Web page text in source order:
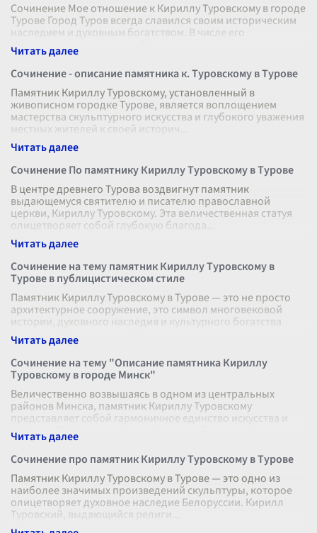
Сочинение Мое отношение к Кириллу Туровскому в городе
Турове Город Туров всегда славился своим историческим
наследием и духовным богатством. В числе его
выдающихся граждан особое
Сочинение - описание памятника к. Туровскому в Турове
Памятник Кириллу Туровскому, установленный в
живописном городке Турове, является воплощением
мастерства скульптурного искусства и глубокого уважения
местных жителей к своей историч
Сочинение По памятнику Кириллу Туровскому в Турове
В центре древнего Турова воздвигнут памятник
выдающемуся святителю и писателю православной
церкви, Кириллу Туровскому. Эта величественная статуя
олицетворяет собой глубокую благода
Сочинение на тему памятник Кириллу Туровскому в
Турове в публицистическом стиле
Памятник Кириллу Туровскому в Турове — это не просто
архитектурное сооружение, это символ многовековой
истории, духовного наследия и культурного богатства
Беларуси. Установленный в
Сочинение на тему "Описание памятника Кириллу
Туровскому в городе Минск"
Величественно возвышаясь в одном из центральных
районов Минска, памятник Кириллу Туровскому
представляет собой гармоничное единство искусства и
истории. Этот монумент, выполненный
Сочинение про памятник Кириллу Туровскому в Турове
Памятник Кириллу Туровскому в Турове — это одно из
наиболее значимых произведений скульптуры, которое
олицетворяет духовное наследие Белоруссии. Кирилл
Туровский, выдающийся религи